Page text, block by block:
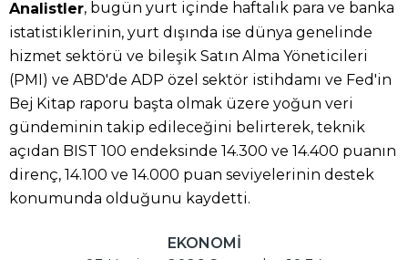
Analistler, bugün yurt içinde haftalık para ve banka
istatistiklerinin, yurt dışında ise dünya genelinde
hizmet sektörü ve bileşik Satın Alma Yöneticileri
(PMI) ve ABD'de ADP özel sektör istihdamı ve Fed'in
Bej Kitap raporu başta olmak üzere yoğun veri
gündeminin takip edileceğini belirterek, teknik
açıdan BIST 100 endeksinde 14.300 ve 14.400 puanın
direnç, 14.100 ve 14.000 puan seviyelerinin destek
konumunda olduğunu kaydetti.
EKONOMİ